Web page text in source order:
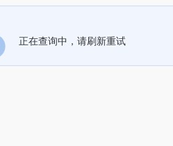
正在查询中，请刷新重试